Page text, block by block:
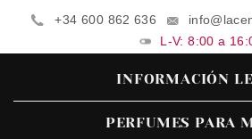
+34 600 862 636
L-V: 8:00 a
INFORMACIÓN
PERFUMES PARA